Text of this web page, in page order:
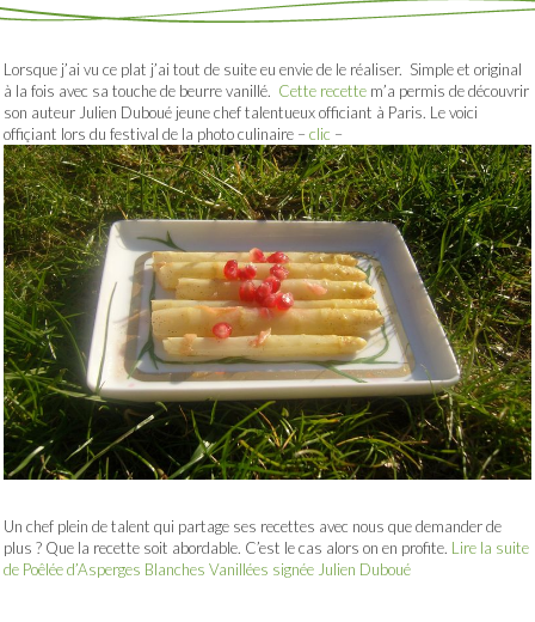
Lorsque j’ai vu ce plat j’ai tout de suite eu envie de le réaliser. Simple et original
à la fois avec sa touche de beurre vanillé. Cette recette m’a permis de découvrir
son auteur Julien Duboué jeune chef talentueux officiant à Paris. Le voici
offiçiant lors du festival de la photo culinaire – clic –
Un chef plein de talent qui partage ses recettes avec nous que demander de
plus ? Que la recette soit abordable. C’est le cas alors on en profite. Lire la suite
de Poêlée d’Asperges Blanches Vanillées signée Julien Duboué